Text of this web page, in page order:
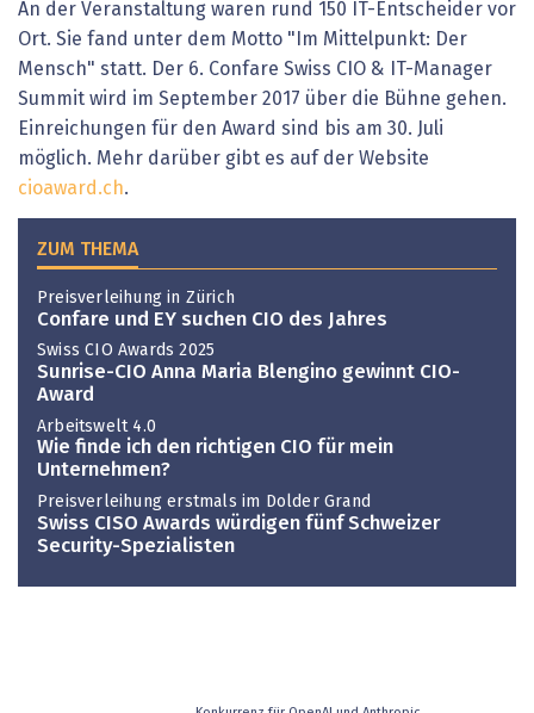
An der Veranstaltung waren rund 150 IT-Entscheider vor
Ort. Sie fand unter dem Motto "Im Mittelpunkt: Der
Mensch" statt. Der 6. Confare Swiss CIO & IT-Manager
Summit wird im September 2017 über die Bühne gehen.
Einreichungen für den Award sind bis am 30. Juli
möglich. Mehr darüber gibt es auf der Website
cioaward.ch.
ZUM THEMA
Preisverleihung in Zürich
Confare und EY suchen CIO des Jahres
Swiss CIO Awards 2025
Sunrise-CIO Anna Maria Blengino gewinnt CIO-
Award
Arbeitswelt 4.0
Wie finde ich den richtigen CIO für mein
Unternehmen?
Preisverleihung erstmals im Dolder Grand
Swiss CISO Awards würdigen fünf Schweizer
Security-Spezialisten